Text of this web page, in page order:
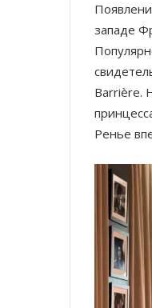
западе
Barrière.
Ренье